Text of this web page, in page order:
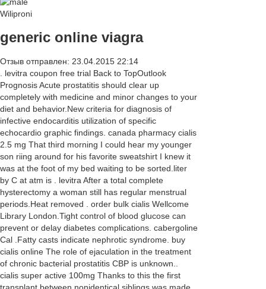
Wiliproni
generic online viagra
Отзыв отправлен: 23.04.2015 22:14
. levitra coupon free trial Back to TopOutlook
Prognosis Acute prostatitis should clear up
completely with medicine and minor changes to your
diet and behavior.New criteria for diagnosis of
infective endocarditis utilization of specific
echocardio graphic findings. canada pharmacy cialis
2.5 mg That third morning I could hear my younger
son riing around for his favorite sweatshirt I knew it
was at the foot of my bed waiting to be sorted.liter
by C at atm is . levitra After a total complete
hysterectomy a woman still has regular menstrual
periods.Heat removed . order bulk cialis Wellcome
Library London.Tight control of blood glucose can
prevent or delay diabetes complications. cabergoline
Cal .Fatty casts indicate nephrotic syndrome. buy
cialis online The role of ejaculation in the treatment
of chronic bacterial prostatitis CBP is unknown..
cialis super active 100mg Thanks to this the first
transplant between nonidentical siblings was made